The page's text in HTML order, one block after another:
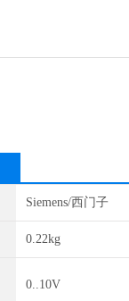
Siemens/西门子
0.22kg
0..10V